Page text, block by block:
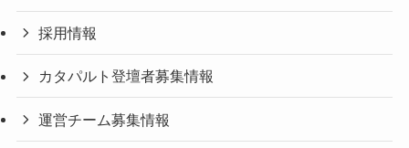
採用情報
カタパルト登壇者募集情報
運営チーム募集情報